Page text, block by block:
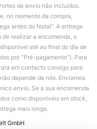
de envio não incluídos.
no momento da compra,
antes do Natal”. A entrega
realizar a encomenda, o
até ao final do dia de
por “Pré-pagamento”). Para
em contacto consigo para
depende de nós. Enviamos
envio. Se a sua encomenda
como disponíveis em stock,
mais longo.
GmbH